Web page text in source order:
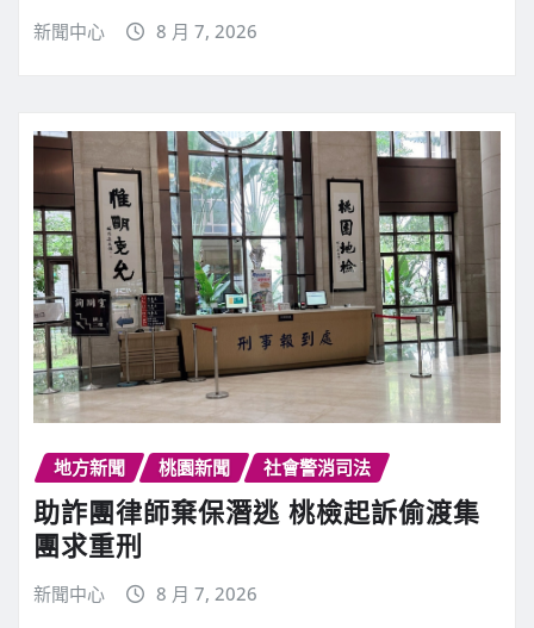
新聞中心 8 月 7, 2026
地方新聞 桃園新聞 社會警消司法
助詐團律師棄保潛逃 桃檢起訴偷渡集
團求重刑
新聞中心 8 月 7, 2026